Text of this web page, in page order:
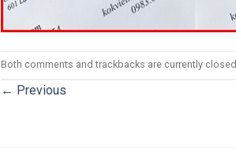
Both comments and trackbacks are currently closed.
← Previous